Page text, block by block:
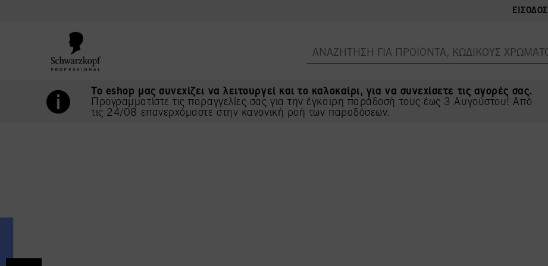
ΕΊΣΟΔΟΣ
Το eshop μας συνεχίζει να λειτουργεί και το καλοκαίρι, για να συνεχίσετε τις αγορές σας.
Προγραμματίστε τις παραγγελίες σας για την έγκαιρη παράδοσή τους έως 3 Αυγούστου! Από
τις 24/08 επανερχόμαστε στην κανονική ροή των παραδόσεων.